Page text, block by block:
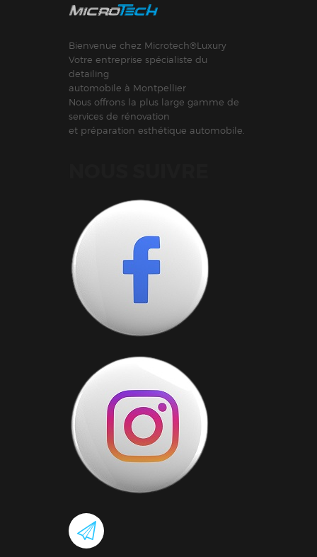
Bienvenue chez Microtech®Luxury
Votre entreprise spécialiste du
detailing
automobile à Montpellier
Nous offrons la plus large gamme de
services de rénovation
et préparation esthétique automobile.